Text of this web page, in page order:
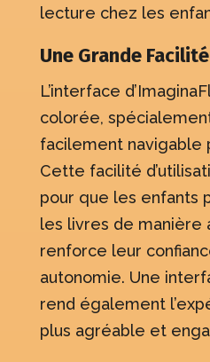
lecture chez les
Une Grande
L’interface
colorée,
facilement navigable
Cette facilité
pour que les enfants
les livres de manière
renforce leur
autonomie. Une
rend également
plus agréable et